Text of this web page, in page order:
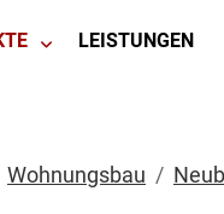
LEISTUNGEN
Wohnungsbau